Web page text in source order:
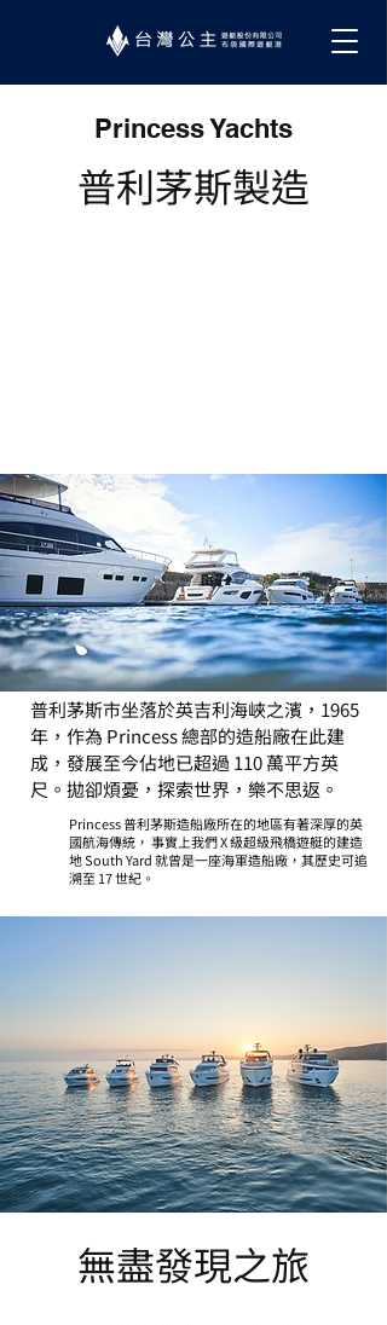
Princess Yachts
普利茅斯製造
普利茅斯市坐落於英吉利海峽之濱，1965
年，作為 Princess 總部的造船廠在此建
成，發展至今佔地已超過 110 萬平方英
尺。拋卻煩憂，探索世界，樂不思返。
Princess 普利茅斯造船廠所在的地區有著深厚的英
國航海傳統， 事實上我們 X 級超級飛橋遊艇的建造
地 South Yard 就曾是一座海軍造船廠，其歷史可追
溯至 17 世紀。
無盡發現之旅